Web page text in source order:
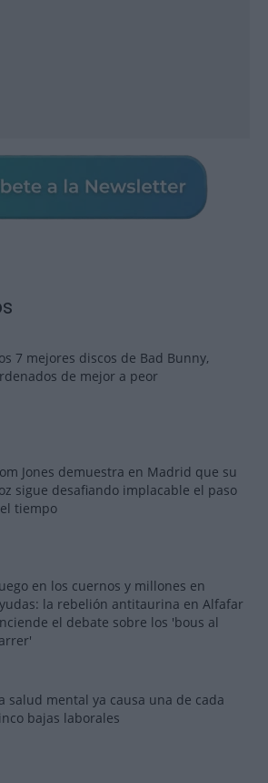
7 mejores discos de Bad Bunny,
de mejor a peor
Jones demuestra en Madrid que su
sigue desafiando implacable el paso
tiempo
en los cuernos y millones en
la rebelión antitaurina en Alfafar
el debate sobre los 'bous al
salud mental ya causa una de cada
bajas laborales